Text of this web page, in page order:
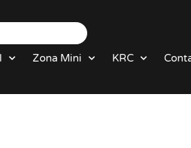
Zona Mini KRC